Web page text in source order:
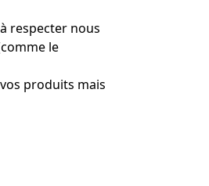
respecter nous
le
produits mais